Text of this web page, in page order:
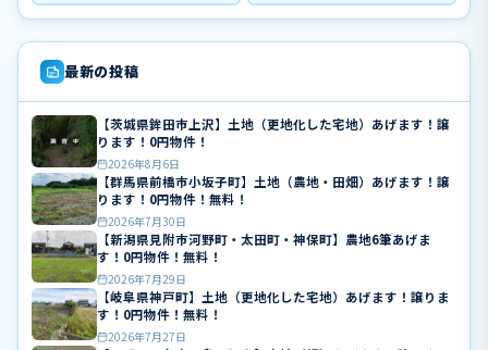
最新の投稿
【茨城県鉾田市上沢】土地（更地化した宅地）あげます！譲
ります！0円物件！
2026年8月6日
【群馬県前橋市小坂子町】土地（農地・田畑）あげます！譲
ります！0円物件！無料！
2026年7月30日
【新潟県見附市河野町・太田町・神保町】農地6筆あげま
す！0円物件！無料！
2026年7月29日
【岐阜県神戸町】土地（更地化した宅地）あげます！譲りま
す！0円物件！無料！
2026年7月27日